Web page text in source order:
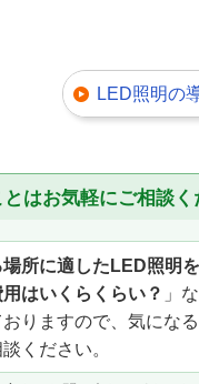
LED照明の
はお気軽にご相談く
所に適したLED照明
はいくらくらい？ 」
りますので、気にな
ください。